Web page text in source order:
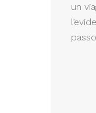
un